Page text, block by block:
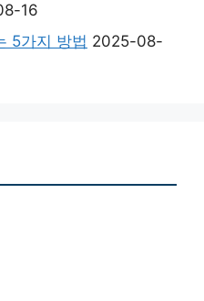
16
5가지 방법 2025-08-